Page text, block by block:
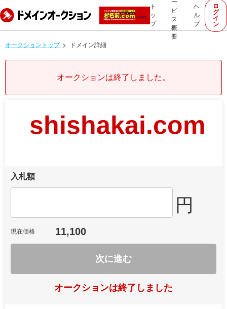
ト
ッ
プ
ー
ビ
ス
概
要
ヘ
ル
プ
ロ
グ
イ
ン
オークショントップ ドメイン詳細
オークションは終了しました。
shishakai.com
入札額
円
現在価格 11,100
次に進む
オークションは終了しました